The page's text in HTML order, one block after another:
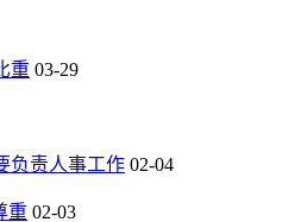
重 03-29
负责人事工作 02-04
重 02-03